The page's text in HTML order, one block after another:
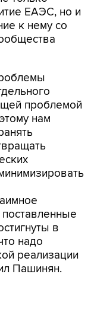
ЕАЭС, но и
к нему со
проблемой
нам
в
надо
реализации
Пашинян.